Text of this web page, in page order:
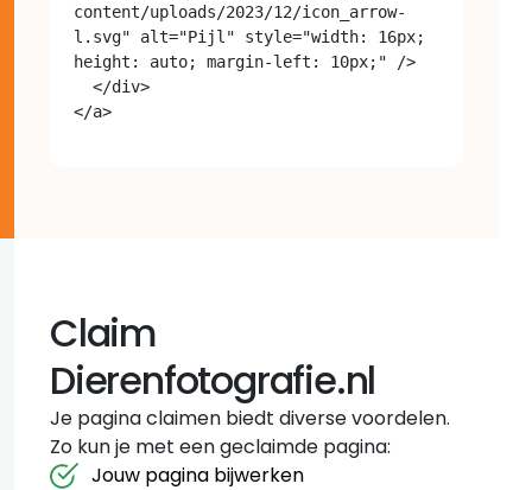
content/uploads/2023/12/icon_arrow-
l.svg" alt="Pijl" style="width: 16px;
height: auto; margin-left: 10px;" />
Claim
Dierenfotografie.nl
Je pagina claimen biedt diverse voordelen.
Zo kun je met een geclaimde pagina:
Jouw pagina bijwerken